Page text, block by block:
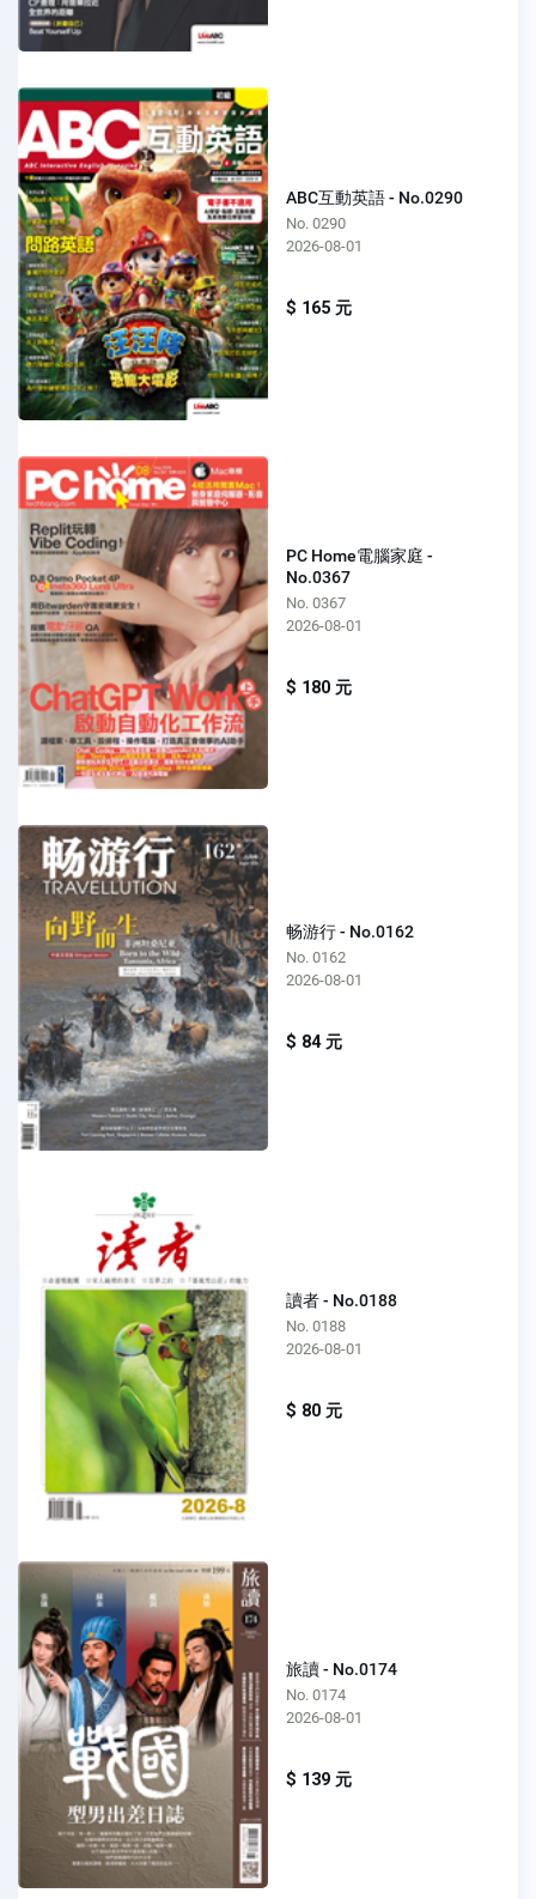
ABC互動英語 - No.0290
No. 0290
2026-08-01
$ 165 元
PC Home電腦家庭 -
No.0367
No. 0367
2026-08-01
$ 180 元
畅游行 - No.0162
No. 0162
2026-08-01
$ 84 元
讀者 - No.0188
No. 0188
2026-08-01
$ 80 元
旅讀 - No.0174
No. 0174
2026-08-01
$ 139 元